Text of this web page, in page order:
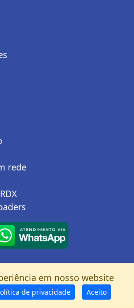
rede
em nosso website
de privacidade Aceito